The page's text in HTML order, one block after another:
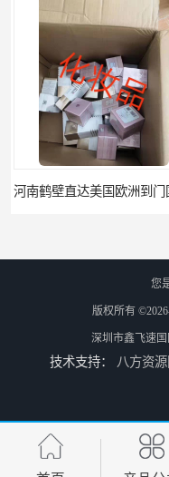
您
版权所有
深圳市鑫飞速
技术支持： 八方资源